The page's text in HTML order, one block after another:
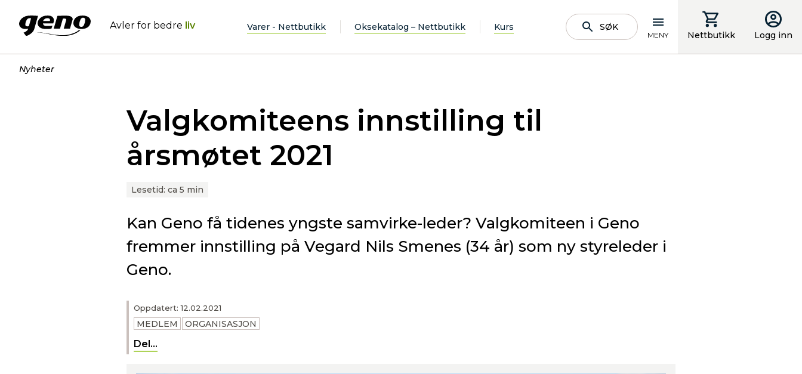
Avler for bedre liv Varer - Nettbutikk Oksekatalog – Nettbutikk Kurs SØK
MENY Nettbutikk Logg inn
Nyheter
Valgkomiteens innstilling til
årsmøtet 2021
Lesetid: ca 5 min
Oppdatert: 12.02.2021
MEDLEM ORGANISASJON
Del...
Kan Geno få tidenes yngste samvirke-leder? Valgkomiteen i Geno
fremmer innstilling på Vegard Nils Smenes (34 år) som ny styreleder i
Geno.